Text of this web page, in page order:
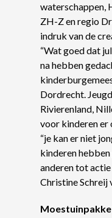
waterschappen,
ZH-Z en regio
indruk van de
“Wat goed dat
na hebben
Dordrecht.
Rivierenland,
voor kinderen er
“je kan er niet
kinderen
anderen tot actie
Christine Schreij